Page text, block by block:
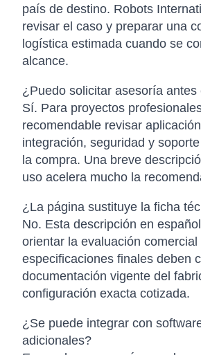
país de destino. Robots
revisar el caso y preparar una
logística estimada cuando se
alcance.
¿Puedo solicitar asesoría antes
Sí. Para proyectos
recomendable revisar
integración, seguridad y
la compra. Una breve
uso acelera mucho la
¿La página sustituye la ficha
No. Esta descripción en
orientar la evaluación
especificaciones finales deben
documentación vigente del
configuración exacta cotizada.
¿Se puede integrar con
adicionales?